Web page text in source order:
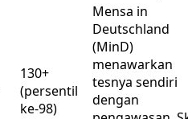
130+
(persentil
ke-98)
Mensa in
Deutschland
(MinD)
menawarkan
tesnya sendiri
dengan